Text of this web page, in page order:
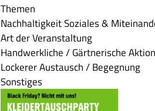
Themen
NachhaltigkeitSoziales &
Art der Veranstaltung
Handwerkliche / Gärtnerische Aktion
Lockerer Austausch / Begegnung
Sonstiges